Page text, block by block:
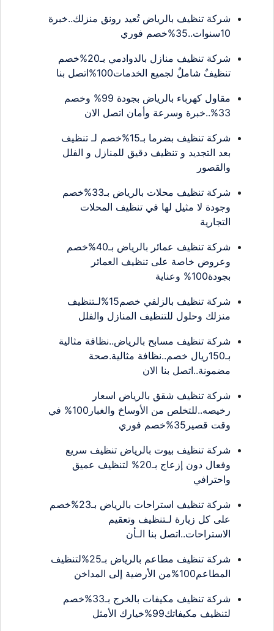
شركة تنظيف بالرياض تُعيد رونق منزلك..خبرة
10سنوات..35%خصم فوري
شركة تنظيف منازل بالدوادمي بـ20%خصم
تنظيفٌ شاملٌ لجميع الخدمات100%اتصل بنا
مقاول كهرباء بالرياض بجودة 99% وخصم
33%..خبرة وسرعة وأمان اتصل الان
شركة تنظيف بضرما بـ15%خصم لـ تنظيف
بعد التجديد و تنظيف دقيق للمنازل و الفلل
والقصور
شركة تنظيف محلات بالرياض بـ33%خصم
وجودة لا مثيل لها في تنظيف المحلات
التجارية
شركة تنظيف عمائر بالرياض بـ40%خصم
وعروض خاصة على تنظيف العمائر
بجودة100% وعناية
شركة تنظيف بالزلفي خصم15%لـتنظيف
منزلك وحلول للتنظيف المنازل والفلل
شركة تنظيف مسابح بالرياض..نظافة مثالية
بـ150ريال خصم..نظافة مثالية.صحة
مضمونة..اتصل بنا الان
شركة تنظيف شقق بالرياض اسعار
رخيصه..للتخلص من الأوساخ والغبار100% في
وقت قصير35%خصم فوري
شركة تنظيف بيوت بالرياض تنظيف سريع
وفعال دون إزعاج بـ20% لتنظيف عميق
واحترافي
شركة تنظيف استراحات بالرياض بـ23%خصم
على كل زيارة لـتنظيف وتعقيم
الاستراحات..اتصل بنا الـأن
شركة تنظيف مطاعم بالرياض بـ25%لتنظيف
المطاعم100%من الأرضية إلى المداخن
شركة تنظيف مكيفات بالخرج بـ33%خصم
لتنظيف مكيفاتك99%خيارك الأمثل